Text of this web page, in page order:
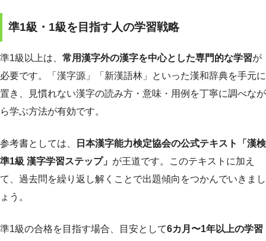
準1級・1級を目指す人の学習戦略
準1級以上は、 常用漢字外の漢字を中心とした専門的な学習が
必要です。「漢字源」「新漢語林」といった漢和辞典を手元に
置き、見慣れない漢字の読み方・意味・用例を丁寧に調べなが
ら学ぶ方法が有効です。
参考書としては、
日本漢字能力検定協会の公式テキスト「漢検
準1級 漢字学習ステップ」 が王道です。このテキストに加え
て、過去問を繰り返し解くことで出題傾向をつかんでいきまし
ょう。
準1級の合格を目指す場合、目安として6カ月〜1年以上の学習